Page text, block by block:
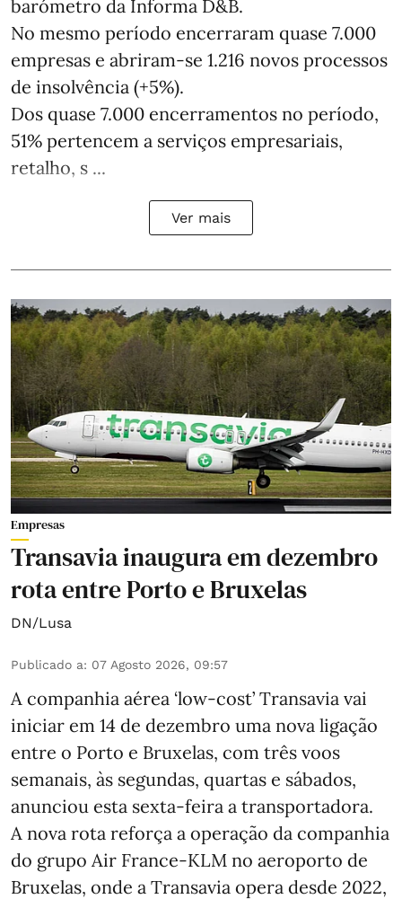
barómetro da Informa D&B.
No mesmo período encerraram quase 7.000
empresas e abriram‑se 1.216 novos processos
de insolvência (+5%).
Dos quase 7.000 encerramentos no período,
51% pertencem a serviços empresariais,
retalho, s ...
Ver mais
Empresas
Transavia inaugura em dezembro
rota entre Porto e Bruxelas
DN/Lusa
Publicado a: 07 Agosto 2026, 09:57
A companhia aérea ‘low-cost’ Transavia vai
iniciar em 14 de dezembro uma nova ligação
entre o Porto e Bruxelas, com três voos
semanais, às segundas, quartas e sábados,
anunciou esta sexta-feira a transportadora.
A nova rota reforça a operação da companhia
do grupo Air France-KLM no aeroporto de
Bruxelas, onde a Transavia opera desde 2022,